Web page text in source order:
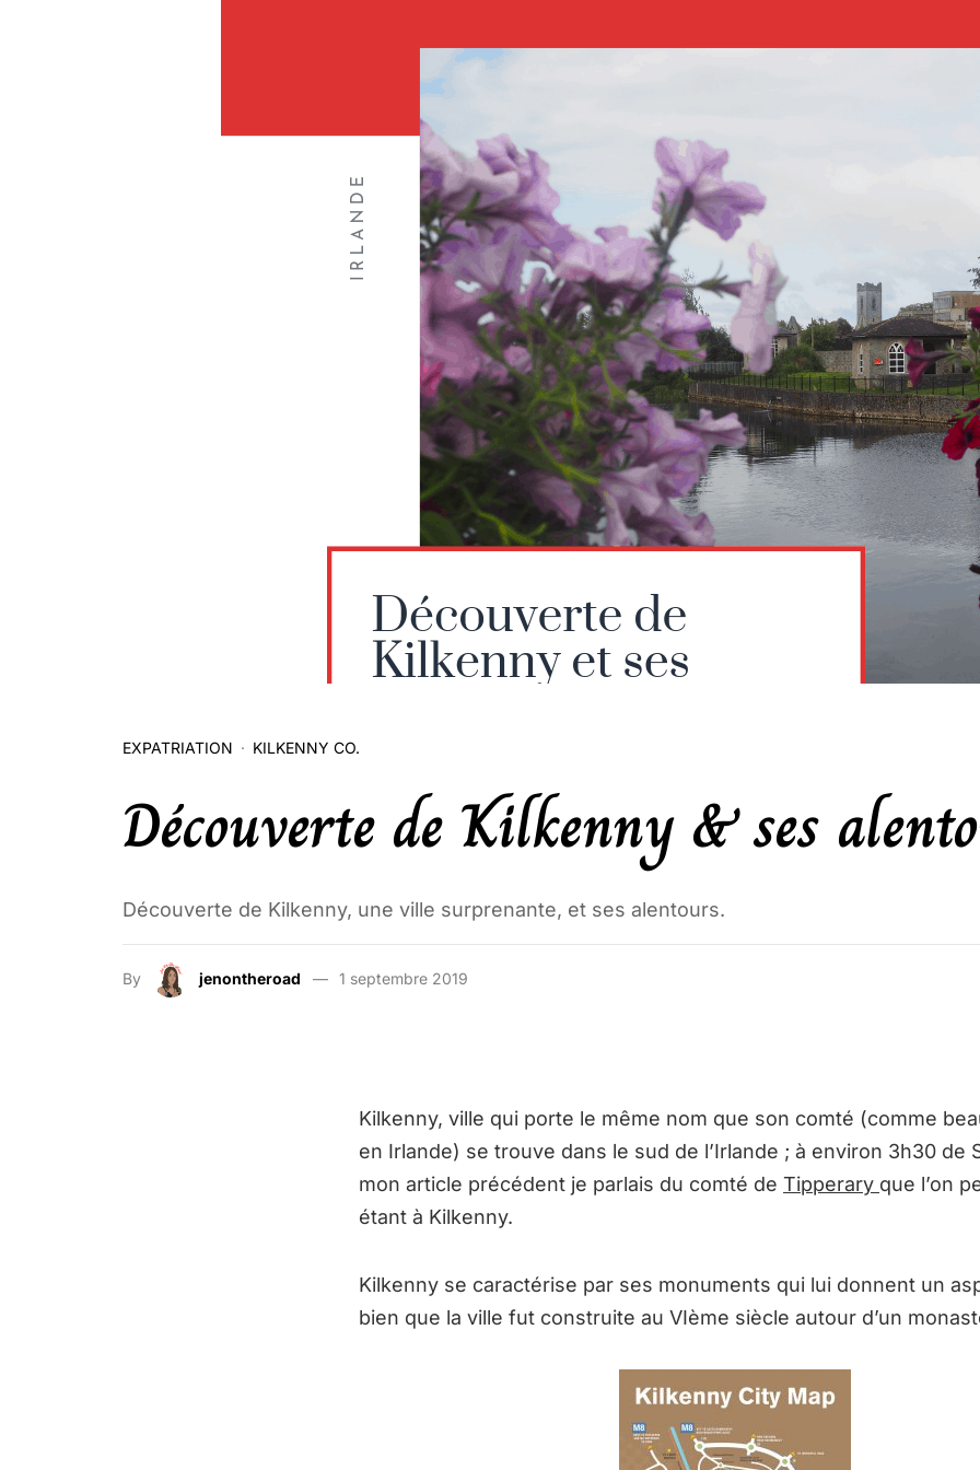
EXPATRIATION KILKENNY CO.
Découverte de Kilkenny & ses
Découverte de Kilkenny, une ville surprenante, et ses alentours.
By jenontheroad 1 septembre 2019
Kilkenny, ville qui porte le même nom que son comté (comme
en Irlande) se trouve dans le sud de l’Irlande ; à environ 3h30 de
mon article précédent je parlais du comté de Tipperary que l’on
étant à Kilkenny.
Kilkenny se caractérise par ses monuments qui lui donnent un
bien que la ville fut construite au VIème siècle autour d’un